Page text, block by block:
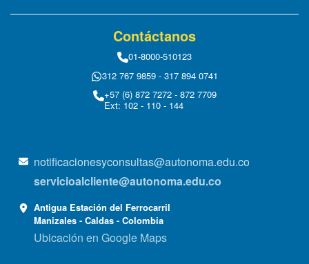
Contáctanos
01-8000-510123
312 767 9859 - 317 894 0741
+57 (6) 872 7272 - 872 7709
Ext: 102 - 110 - 144
notificacionesyconsultas@autonoma.edu.co
servicioalcliente@autonoma.edu.co
Antigua Estación del Ferrocarril
Manizales - Caldas - Colombia
Ubicación en Google Maps